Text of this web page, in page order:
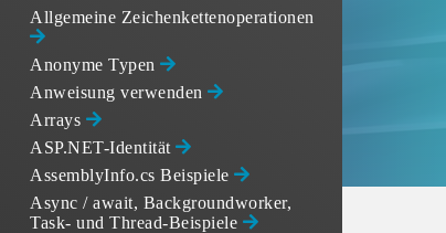
Allgemeine Zeichenkettenoperationen
Anonyme Typen
Anweisung verwenden
Arrays
ASP.NET-Identität
AssemblyInfo.cs Beispiele
Async / await, Backgroundworker,
Task- und Thread-Beispiele